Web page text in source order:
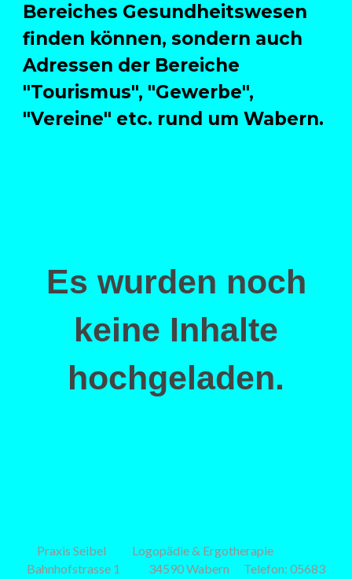
Bereiches Gesundheitswesen
finden können, sondern auch
Adressen der Bereiche
"Tourismus", "Gewerbe",
"Vereine" etc. rund um Wabern.
Es wurden noch
keine Inhalte
hochgeladen.
Praxis Seibel
Logopädie & Ergotherapie
Bahnhofstrasse 1
34590 Wabern Telefon: 05683